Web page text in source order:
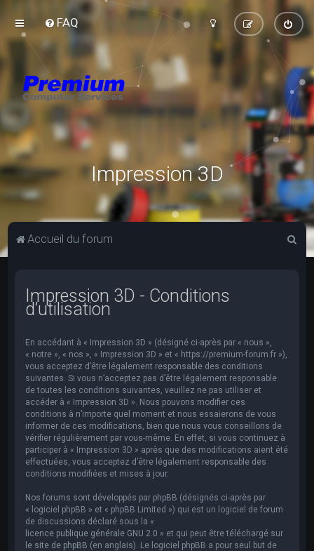
FAQ
Impression 3D
Accueil du forum
Impression 3D - Conditions
d’utilisation
En accédant à « Impression 3D » (désigné ci-après par « nous »,
« notre », « nos », « Impression 3D » et « https://premium-forum.fr »),
vous acceptez d’être légalement responsable des conditions
suivantes. Si vous n’acceptez pas d’être légalement responsable
de toutes les conditions suivantes, veuillez ne pas utiliser et
accéder à « Impression 3D ». Nous pouvons modifier ces
conditions à n’importe quel moment et nous essaierons de vous
informer de ces modifications, bien que nous vous conseillons de
vérifier régulièrement par vous-même. En effet, si vous continuez à
participer à « Impression 3D » après que des modifications aient été
effectuées, vous acceptez d’être légalement responsable des
conditions modifiées et mises à jour.
Nos forums sont développés par phpBB (désignés ci-après par
« logiciel phpBB » et « phpBB Limited ») qui est un logiciel de forum
de discussions déclaré sous la «
licence publique générale GNU 2.0 » et qui peut être téléchargé sur
le site de phpBB (en anglais). Le logiciel phpBB a pour seul but de